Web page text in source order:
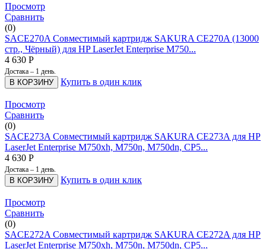
Просмотр
Сравнить
(0)
SACE270A Совместимый картридж SAKURA CE270A (13000
стр., Чёрный) для HP LaserJet Enterprise M750...
4 630 Р
Достака – 1 день.
В КОРЗИНУ Купить в один клик
Просмотр
Сравнить
(0)
SACE273A Совместимый картридж SAKURA CE273A для HP
LaserJet Enterprise M750xh, M750n, M750dn, CP5...
4 630 Р
Достака – 1 день.
В КОРЗИНУ Купить в один клик
Просмотр
Сравнить
(0)
SACE272A Совместимый картридж SAKURA CE272A для HP
LaserJet Enterprise M750xh, M750n, M750dn, CP5...